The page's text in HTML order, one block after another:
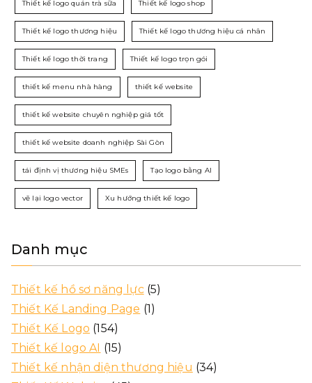
Thiết kế logo quán trà sữa Thiết kế logo shop
Thiết kế logo thương hiệu Thiết kế logo thương hiệu cá nhân
Thiết kế logo thời trang Thiết kế logo trọn gói
thiết kế menu nhà hàng thiết kế website
thiết kế website chuyên nghiệp giá tốt
thiết kế website doanh nghiệp Sài Gòn
tái định vị thương hiệu SMEs Tạo logo bằng AI
vẽ lại logo vector Xu hướng thiết kế logo
Danh mục
Thiết kế hồ sơ năng lực(5)
Thiết Kế Landing Page (1)
Thiết Kế Logo (154)
Thiết kế logo AI (15)
Thiết kế nhận diện thương hiệu (34)